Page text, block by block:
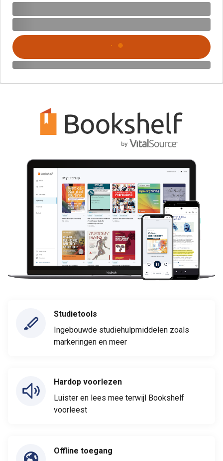
Studietools
Ingebouwde studiehulpmiddelen zoals
markeringen en meer
Hardop voorlezen
Luister en lees mee terwijl Bookshelf
voorleest
Offline toegang